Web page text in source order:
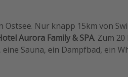
Nur knapp 15km von
Aurora Family & SPA. Zum
Sauna, ein Dampfbad, ein